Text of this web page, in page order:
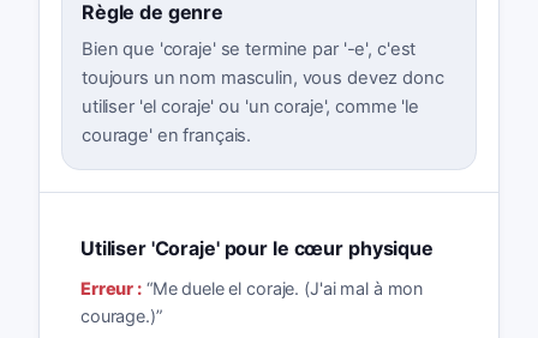
Règle de genre
Bien que 'coraje' se termine par '-e', c'est
toujours un nom masculin, vous devez donc
utiliser 'el coraje' ou 'un coraje', comme 'le
courage' en français.
Utiliser 'Coraje' pour le cœur physique
Erreur :“Me duele el coraje. (J'ai mal à mon
courage.)”